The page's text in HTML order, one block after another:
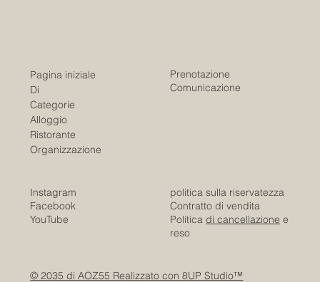
Pagina iniziale
Di
Categorie
Alloggio
Ristorante
Organizzazione
Prenotazione
Comunicazione
politica sulla riservatezza
Contratto di vendita
Politicadi cancellazione e
reso
Instagram
Facebook
YouTube
© 2035 di AOZ55 Realizzato con 8UP Studio™